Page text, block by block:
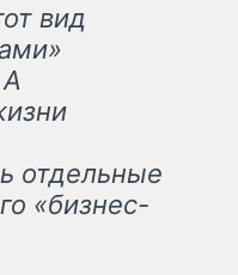
вид
отдельные
«бизнес-